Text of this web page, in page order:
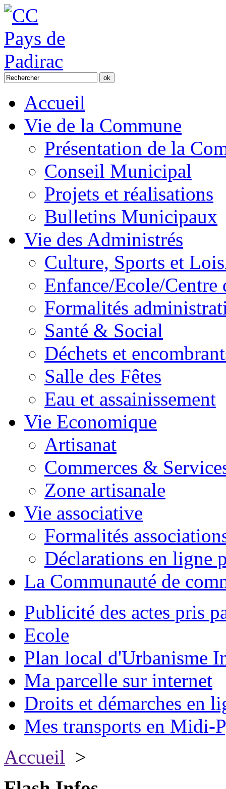
Accueil
Vie de la Commune
Présentation de la
Conseil Municipal
Projets et réalisations
Bulletins Municipaux
Vie des Administrés
Culture, Sports et
Enfance/Ecole/Centre
Formalités
Santé & Social
Déchets et
Salle des Fêtes
Eau et assainissement
Vie Economique
Artisanat
Commerces &
Zone artisanale
Vie associative
Formalités
Déclarations en ligne
La Communauté de
Publicité des actes pris
Ecole
Plan local d'Urbanisme
Ma parcelle sur internet
Droits et démarches en
Mes transports en Midi-
Accueil >